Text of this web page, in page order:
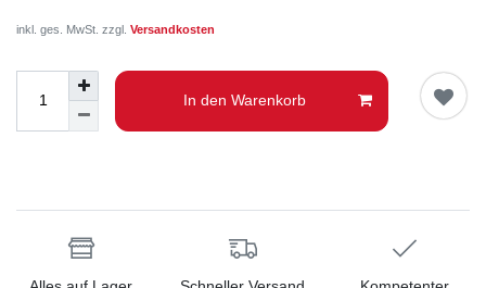
inkl. ges. MwSt. zzgl. Versandkosten
In den Warenkorb